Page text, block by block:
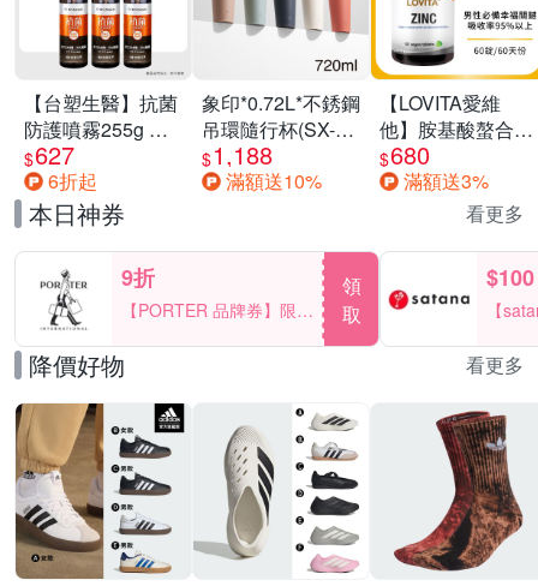
【台塑生醫】抗菌
防護噴霧255g 三
入組
$627
6折起
象印*0.72L*不銹鋼
吊環隨行杯(SX-
LA72H)
$1,188
滿額送10%
【LOVITA愛維
他】胺基酸螯合鋅
x2瓶30mg素食錠
(鋅錠)
$680
滿額送3%
本日神券 看更多
9折
【PORTER 品牌券】限時
2天 滿2000享9折
領
取
$100
【
一件
降價好物 看更多